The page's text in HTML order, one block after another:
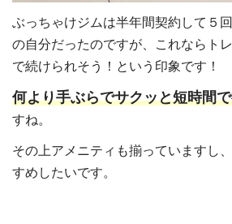
ぶっちゃけジムは半年間契約して５
の自分だったのですが、これならト
で続けられそう！という印象です！
何より手ぶらでサクッと短時間
すね。
その上アメニティも揃っていますし
すめしたいです。